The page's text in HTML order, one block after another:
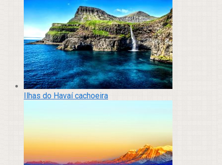
Ilhas do Havaí cachoeira